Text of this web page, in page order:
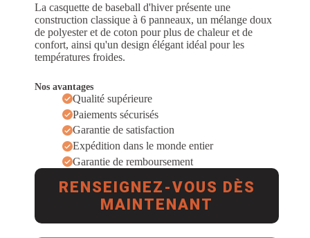
La casquette de baseball d'hiver présente une
construction classique à 6 panneaux, un mélange doux
de polyester et de coton pour plus de chaleur et de
confort, ainsi qu'un design élégant idéal pour les
températures froides.
Nos avantages
Qualité supérieure
Paiements sécurisés
Garantie de satisfaction
Expédition dans le monde entier
Garantie de remboursement
RENSEIGNEZ-VOUS DÈS
MAINTENANT